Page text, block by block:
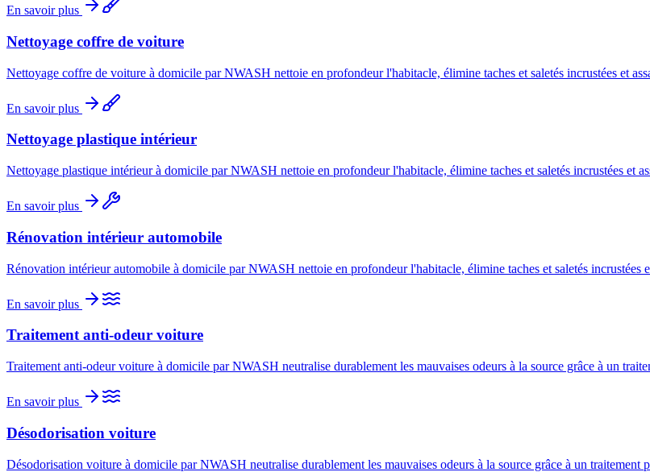
En savoir plus
Nettoyage coffre de voiture
Nettoyage coffre de voiture à domicile par NWASH nettoie en profondeur l'habitacle, élimine taches et saletés incrustées et
En savoir plus
Nettoyage plastique intérieur
Nettoyage plastique intérieur à domicile par NWASH nettoie en profondeur l'habitacle, élimine taches et saletés incrustées et
En savoir plus
Rénovation intérieur automobile
Rénovation intérieur automobile à domicile par NWASH nettoie en profondeur l'habitacle, élimine taches et saletés incrustées
En savoir plus
Traitement anti-odeur voiture
Traitement anti-odeur voiture à domicile par NWASH neutralise durablement les mauvaises odeurs à la source grâce à un
En savoir plus
Désodorisation voiture
Désodorisation voiture à domicile par NWASH neutralise durablement les mauvaises odeurs à la source grâce à un traitement